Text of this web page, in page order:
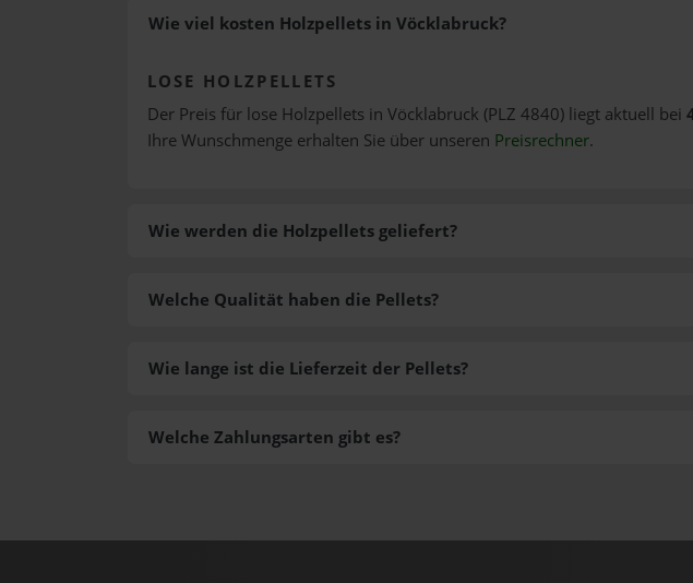
Wie viel kosten Holzpellets in Vöcklabruck?
LOSE HOLZPELLETS
Der Preis für lose Holzpellets in Vöcklabruck (PLZ 4840) liegt aktuell bei
Ihre Wunschmenge erhalten Sie über unseren Preisrechner.
Wie werden die Holzpellets geliefert?
Welche Zahlungsarten gibt es?
Welche Qualität haben die Pellets?
Wie lange ist die Lieferzeit der Pellets?